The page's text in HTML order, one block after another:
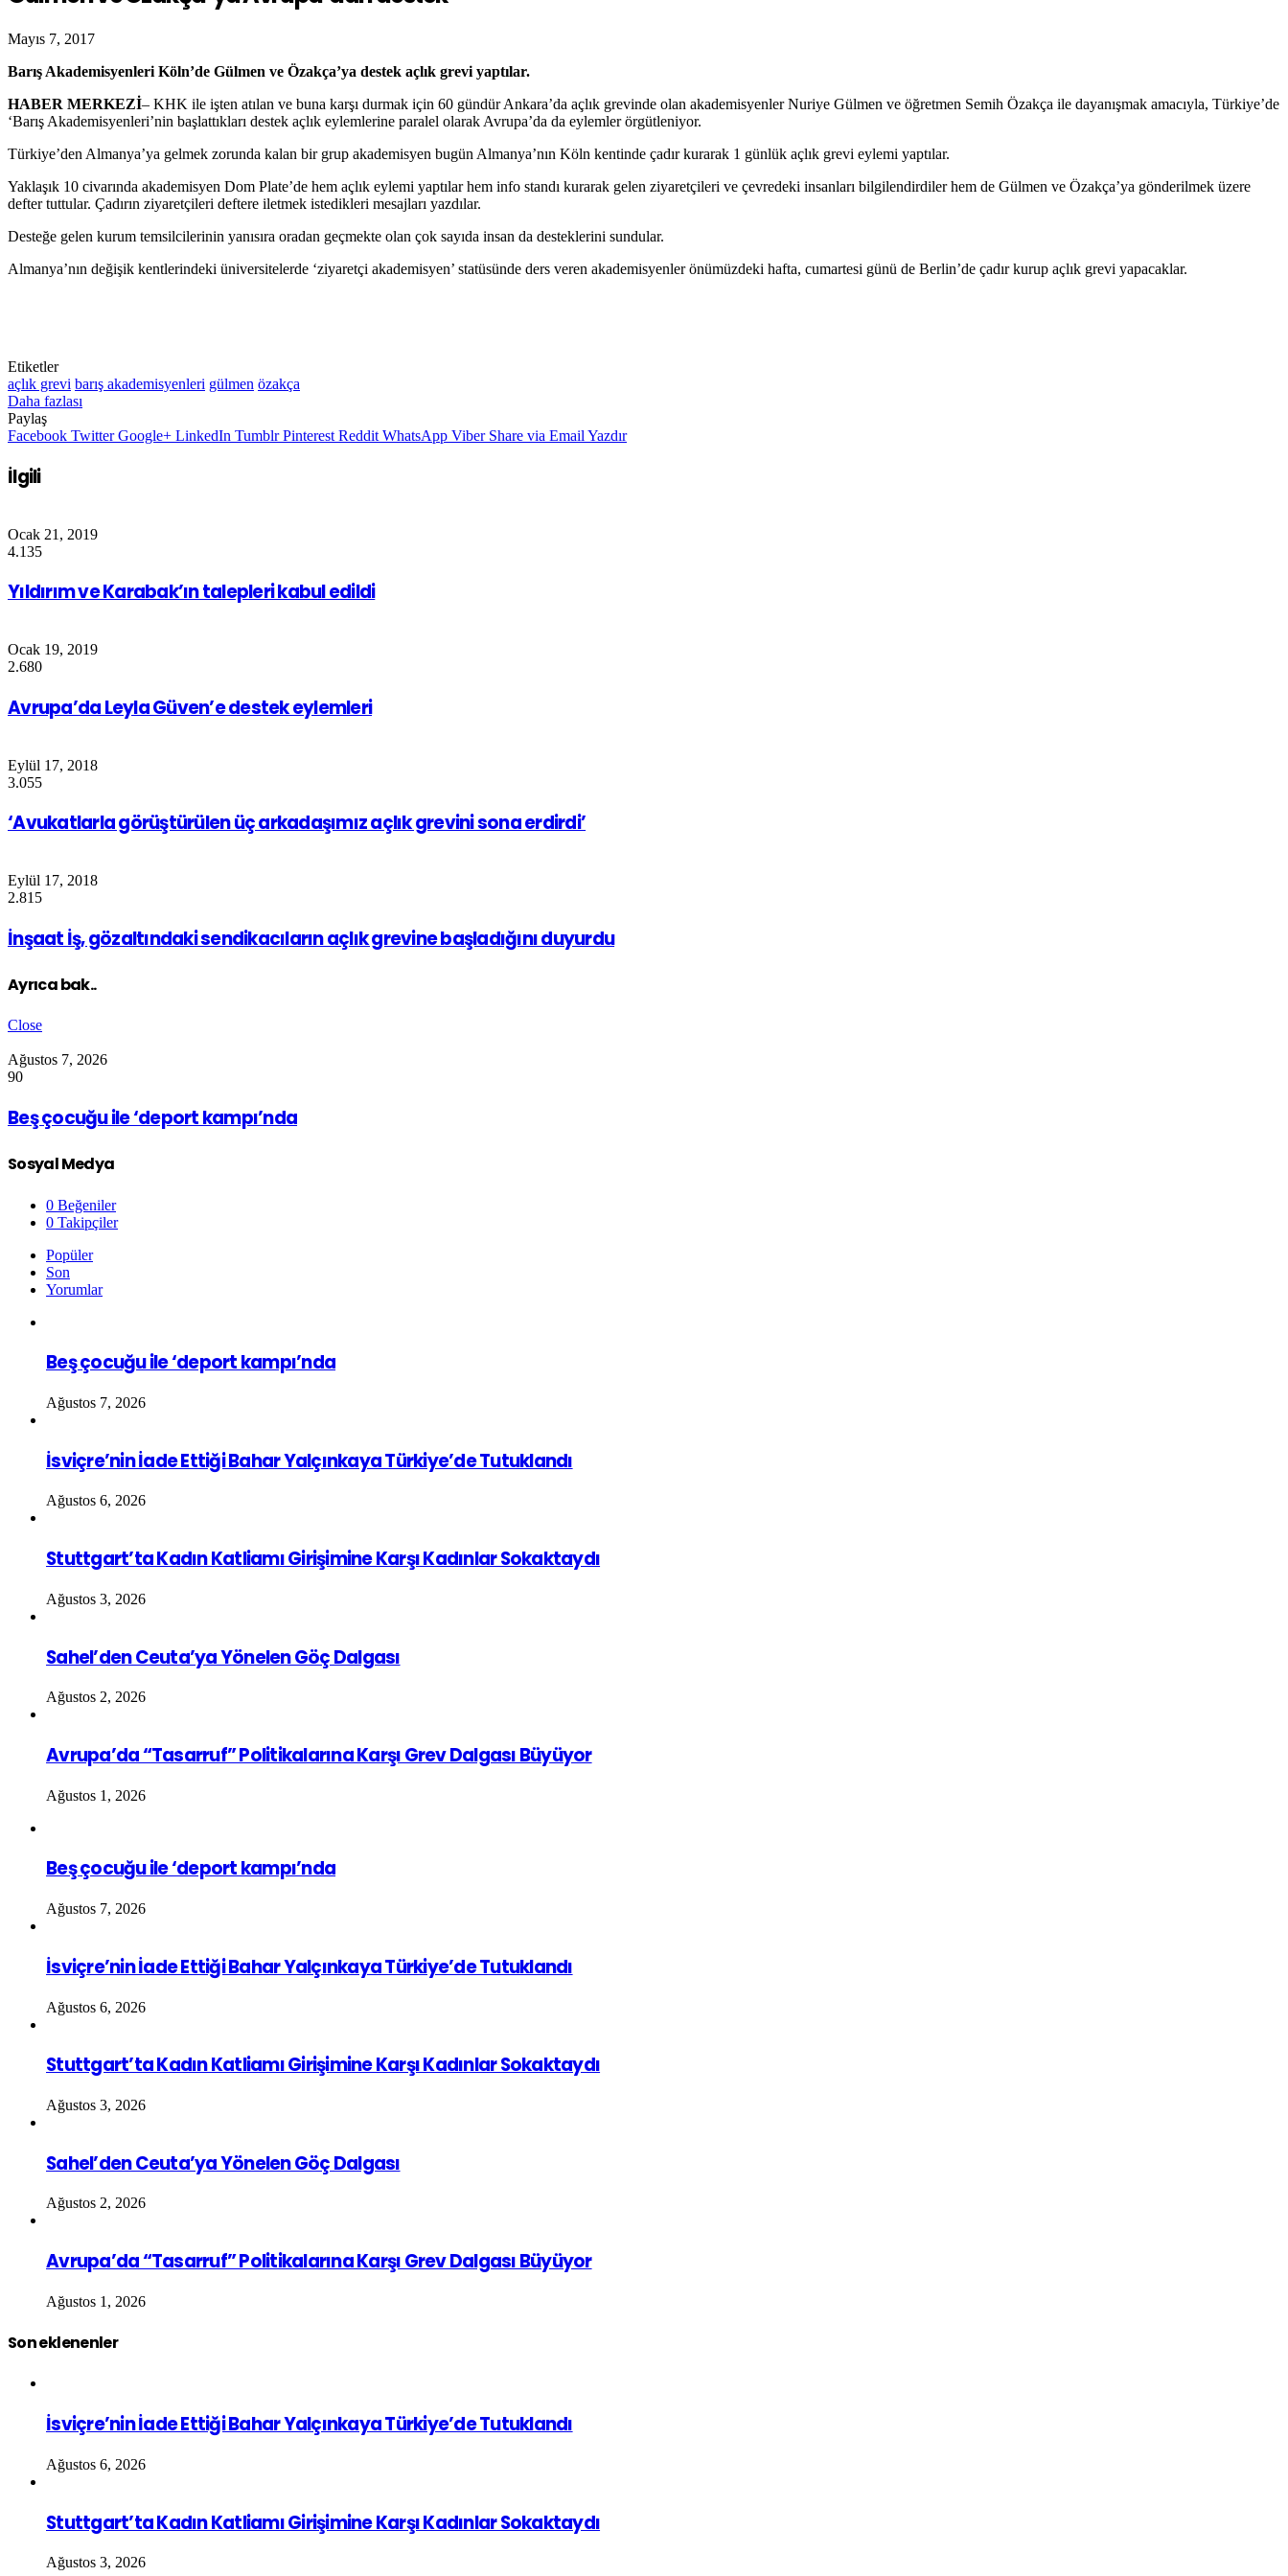
Mayıs 7, 2017
Barış Akademisyenleri Köln’de Gülmen ve Özakça’ya destek açlık grevi yaptılar.
HABER MERKEZİ– KHK ile işten atılan ve buna karşı durmak için 60 gündür Ankara’da açlık grevinde olan akademisyenler Nuriye Gülmen ve öğretmen Semih Özakça ile dayanışmak amacıyla, Türkiye’de
‘Barış Akademisyenleri’nin başlattıkları destek açlık eylemlerine paralel olarak Avrupa’da da eylemler örgütleniyor.
Türkiye’den Almanya’ya gelmek zorunda kalan bir grup akademisyen bugün Almanya’nın Köln kentinde çadır kurarak 1 günlük açlık grevi eylemi yaptılar.
Yaklaşık 10 civarında akademisyen Dom Plate’de hem açlık eylemi yaptılar hem info standı kurarak gelen ziyaretçileri ve çevredeki insanları bilgilendirdiler hem de Gülmen ve Özakça’ya gönderilmek üzere
defter tuttular. Çadırın ziyaretçileri deftere iletmek istedikleri mesajları yazdılar.
Desteğe gelen kurum temsilcilerinin yanısıra oradan geçmekte olan çok sayıda insan da desteklerini sundular.
Almanya’nın değişik kentlerindeki üniversitelerde ‘ziyaretçi akademisyen’ statüsünde ders veren akademisyenler önümüzdeki hafta, cumartesi günü de Berlin’de çadır kurup açlık grevi yapacaklar.
Etiketler
açlık grevi barış akademisyenleri gülmen özakça
Daha fazlası
Paylaş
Facebook Twitter Google+ LinkedIn Tumblr Pinterest Reddit WhatsApp Viber Share via Email Yazdır
İlgili
Ocak 21, 2019
4.135
Yıldırım ve Karabak’ın talepleri kabul edildi
Ocak 19, 2019
2.680
Avrupa’da Leyla Güven’e destek eylemleri
Eylül 17, 2018
3.055
‘Avukatlarla görüştürülen üç arkadaşımız açlık grevini sona erdirdi’
Eylül 17, 2018
2.815
İnşaat İş, gözaltındaki sendikacıların açlık grevine başladığını duyurdu
Ayrıca bak..
Close
Ağustos 7, 2026
90
Beş çocuğu ile ‘deport kampı’nda
Sosyal Medya
0 Beğeniler
0 Takipçiler
Popüler
Son
Yorumlar
Beş çocuğu ile ‘deport kampı’nda
Ağustos 7, 2026
İsviçre’nin İade Ettiği Bahar Yalçınkaya Türkiye’de Tutuklandı
Ağustos 6, 2026
Stuttgart’ta Kadın Katliamı Girişimine Karşı Kadınlar Sokaktaydı
Ağustos 3, 2026
Sahel’den Ceuta’ya Yönelen Göç Dalgası
Ağustos 2, 2026
Avrupa’da “Tasarruf” Politikalarına Karşı Grev Dalgası Büyüyor
Ağustos 1, 2026
Beş çocuğu ile ‘deport kampı’nda
Ağustos 7, 2026
İsviçre’nin İade Ettiği Bahar Yalçınkaya Türkiye’de Tutuklandı
Ağustos 6, 2026
Stuttgart’ta Kadın Katliamı Girişimine Karşı Kadınlar Sokaktaydı
Ağustos 3, 2026
Sahel’den Ceuta’ya Yönelen Göç Dalgası
Ağustos 2, 2026
Avrupa’da “Tasarruf” Politikalarına Karşı Grev Dalgası Büyüyor
Ağustos 1, 2026
Son eklenenler
İsviçre’nin İade Ettiği Bahar Yalçınkaya Türkiye’de Tutuklandı
Ağustos 6, 2026
Stuttgart’ta Kadın Katliamı Girişimine Karşı Kadınlar Sokaktaydı
Ağustos 3, 2026